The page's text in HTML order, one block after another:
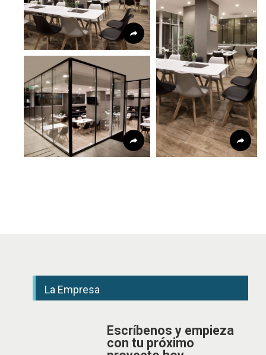
La Empresa
Escríbenos y empieza
con tu próximo